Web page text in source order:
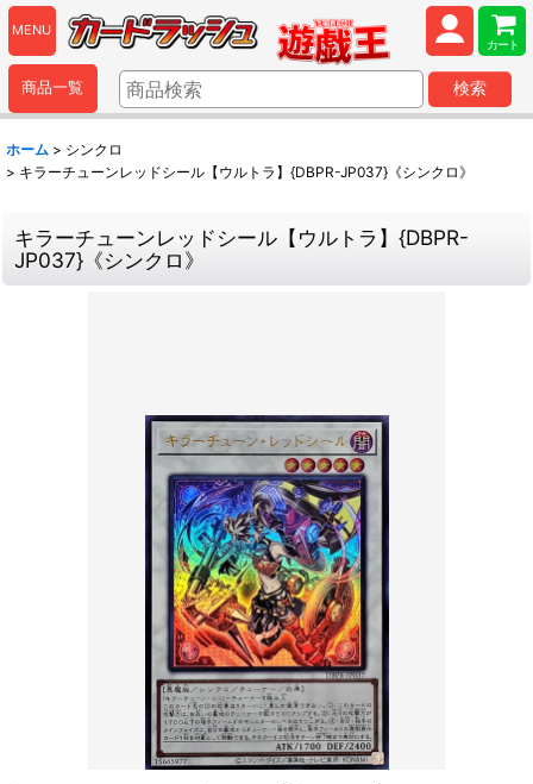
MENU
カート
商品一覧 検索
ホーム > シンクロ
> キラーチューンレッドシール【ウルトラ】{DBPR-JP037}《シンクロ》
キラーチューンレッドシール【ウルトラ】{DBPR-
JP037}《シンクロ》